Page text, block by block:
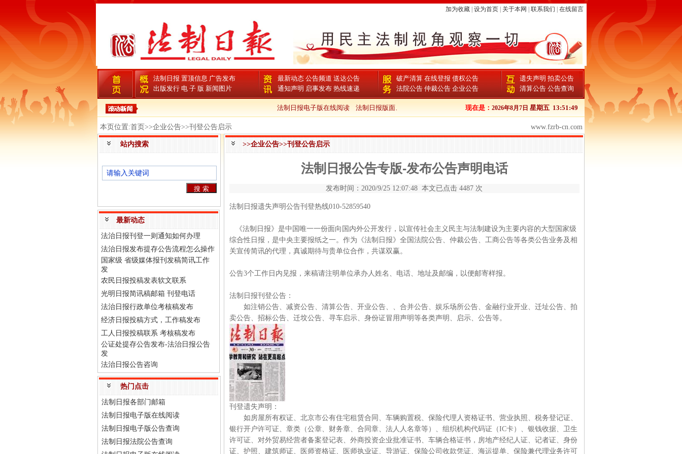
加为收藏| 设为首页| 关于本网 联系我们 在线留言
法制日报 置顶信息 广告发布
出版发行 电 子 版 新闻图片
最新动态 公告频道 送达公告
通知声明 启事发布 热线速递
破产清算 在线登报 债权公告
法院公告 仲裁公告 企业公告
遗失声明 拍卖公告
清算公告 公告查询
法制日报电子版在线阅读 法制日报版面、栏目 现在是： 2026年8月7日 星期五 13:51:49
本页位置:首页>>企业公告>>刊登公告启示 www.fzrb-cn.com
站内搜索
最新动态
法治日报刊登一则通知如何办理
法治日报发布提存公告流程怎么操作
国家级 省级媒体报刊发稿简讯工作
发
农民日报投稿发表软文联系
光明日报简讯稿邮箱 刊登电话
法治日报行政单位考核稿发布
经济日报投稿方式，工作稿发布
工人日报投稿联系 考核稿发布
公证处提存公告发布-法治日报公告
发
法治日报公告咨询
热门点击
法制日报各部门邮箱
法制日报电子版在线阅读
法制日报电子版公告查询
法制日报法院公告查询
>>企业公告>>刊登公告启示
法制日报公告专版-发布公告声明电话
发布时间：2020/9/25 12:07:48 本文已点击 4487 次
法制日报遗失声明公告刊登热线010-52859540
《法制日报》是中国唯一一份面向国内外公开发行，以宣传社会主义民主与法制建设为主要内容的大型国家级
综合性日报，是中央主要报纸之一。作为《法制日报》全国法院公告、仲裁公告、工商公告等各类公告业务及相
关宣传简讯的代理，真诚期待与贵单位合作，共谋双赢。
公告3个工作日内见报，来稿请注明单位承办人姓名、电话、地址及邮编，以便邮寄样报。
法制日报刊登公告：
如注销公告、减资公告、清算公告、开业公告、、合并公告、娱乐场所公告、金融行业开业、迁址公告、拍
卖公告、招标公告、迁坟公告、寻车启示、身份证冒用声明等各类声明、启示、公告等。
刊登遗失声明：
如房屋所有权证、北京市公有住宅租赁合同、车辆购置税、保险代理人资格证书、营业执照、税务登记证、
银行开户许可证、章类（公章、财务章、合同章、法人人名章等）、组织机构代码证（IC卡）、银钱收据、卫生
许可证、对外贸易经营者备案登记表、外商投资企业批准证书、车辆合格证书，房地产经纪人证、记者证、身份
证、护照、建筑师证、医师资格证、医师执业证、导游证、保险公司收款凭证、海运提单、保险兼代理业务许可